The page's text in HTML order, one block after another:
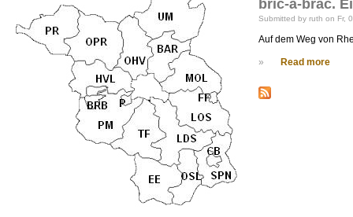
bric-à-brac.
Submitted by ruth on Fr,
Auf dem Weg von
» Read more